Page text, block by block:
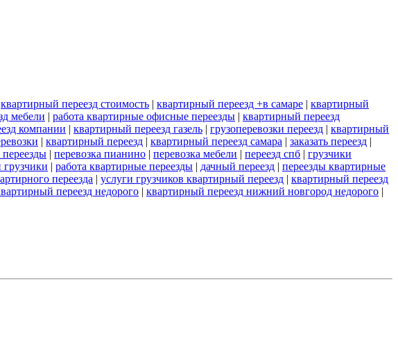
квартирный переезд стоимость | квартирный переезд +в самаре | квартирный
мебели | работа квартирные офисные переезды | квартирный переезд
компании | квартирный переезд газель | грузоперевозки переезд | квартирный
| квартирный переезд | квартирный переезд самара | заказать переезд |
| перевозка пианино | перевозка мебели | переезд спб | грузчики
грузчики | работа квартирные переезды | дачный переезд | переезды квартирные
переезда | услуги грузчиков квартирный переезд | квартирный переезд
переезд недорого | квартирный переезд нижний новгород недорого |